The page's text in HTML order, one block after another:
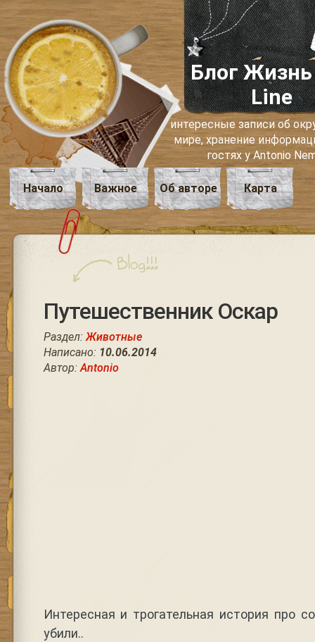
Блог Жизнь
Line
интересные записи об
мире, хранение
гостях у Antonio
Начало Важное Об авторе Карта
Путешественник Оскар
Раздел:Животные
Написано: 10.06.2014
Автор:Antonio
Интересная и трогательная история про
убили..